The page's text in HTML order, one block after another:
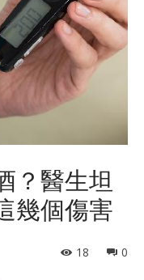
？醫生坦
幾個傷害
0
18